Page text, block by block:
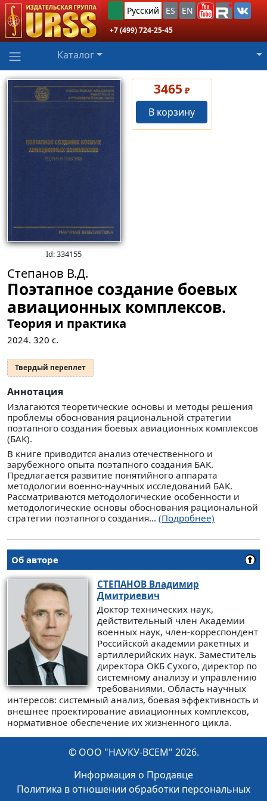
Русский ES EN
+7 (499) 724-25-45
Каталог
Id: 334155
3465 ₽
В корзину
Степанов В.Д.
Поэтапное создание боевых
авиационных комплексов.
Теория и практика
2024. 320 с.
Твердый переплет
Аннотация
Излагаются теоретические основы и методы решения
проблемы обоснования рациональной стратегии
поэтапного создания боевых авиационных комплексов
(БАК).
В книге приводится анализ отечественного и
зарубежного опыта поэтапного создания БАК.
Предлагается развитие понятийного аппарата
методологии военно-научных исследований БАК.
Рассматриваются методологические особенности и
методологические основы обоснования рациональной
стратегии поэтапного создания... (Подробнее)
Об авторе
СТЕПАНОВВладимир
Дмитриевич
Доктор технических наук,
действительный член Академии
военных наук, член-корреспондент
Российской академии ракетных и
артиллерийских наук. Заместитель
директора ОКБ Сухого, директор по
системному анализу и управлению
требованиями. Область научных
интересов: системный анализ, боевая эффективность и
внешнее проектирование авиационных комплексов,
нормативное обеспечение их жизненного цикла.
© ООО "НАУКУ-ВСЕМ" 2026.
Информация о Продавце
Политика в отношении обработки персональных